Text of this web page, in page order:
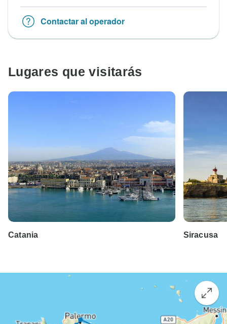
Contactar al operador
Lugares que visitarás
Catania Siracusa